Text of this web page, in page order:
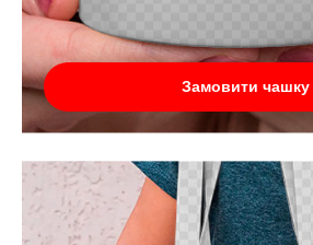
Замовити чашку